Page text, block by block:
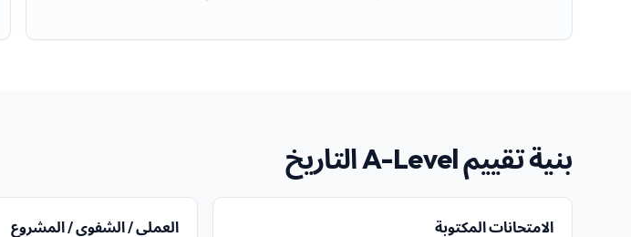
بنية تقييم A-Level التاريخ
الامتحانات المكتوبة العملي / الشفوي / المشروع